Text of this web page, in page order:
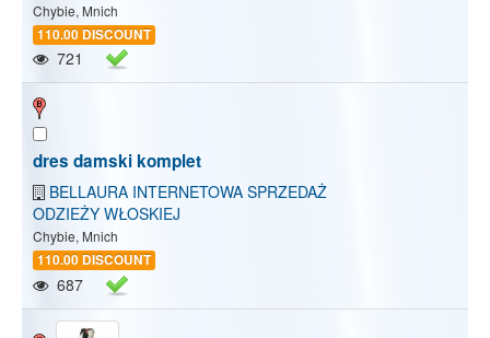
Chybie, Mnich
110.00 DISCOUNT
721
dres damski komplet
BELLAURA INTERNETOWA SPRZEDAŻ
ODZIEŻY WŁOSKIEJ
Chybie, Mnich
110.00 DISCOUNT
687